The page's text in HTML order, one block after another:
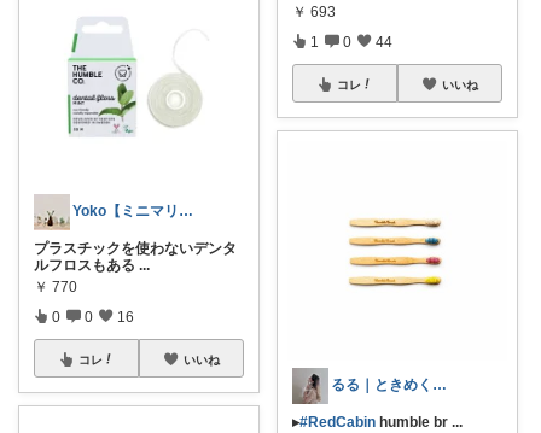
Yoko【ミニマリスト】5/24🌼
プラスチックを使わないデンタ
ルフロスもある ...
￥ 770
0 0 16
コレ いいね
￥ 693
1 0 44
コレ いいね
るる｜ときめくモノを探すひと♥︎ˊ˗
▸#RedCabin humble br ...